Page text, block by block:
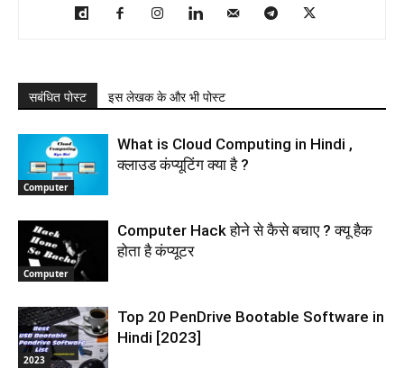
सबंधित पोस्ट इस लेखक के और भी पोस्ट
Computer
What is Cloud Computing in Hindi ,
क्लाउड कंप्यूटिंग क्‍या है ?
Computer
Computer Hack होने से कैसे बचाए ? क्यू हैक
होता है कंप्यूटर
2023
Top 20 PenDrive Bootable Software in
Hindi [2023]